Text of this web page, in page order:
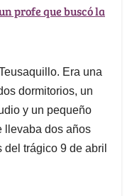
profe que buscó la
Era una
dormitorios, un
y un pequeño
llevaba dos años
trágico 9 de abril